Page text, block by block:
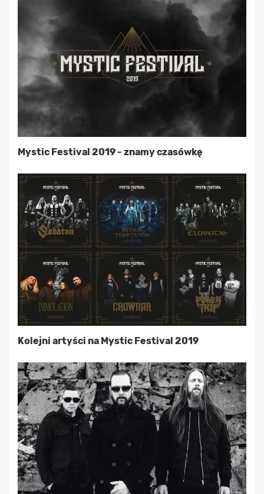
Mystic Festival 2019 - znamy czasówkę
Kolejni artyści na Mystic Festival 2019